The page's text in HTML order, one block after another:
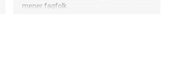
mener fagfolk.